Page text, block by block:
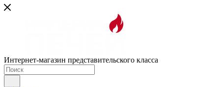
Интернет-магазин представительского класса